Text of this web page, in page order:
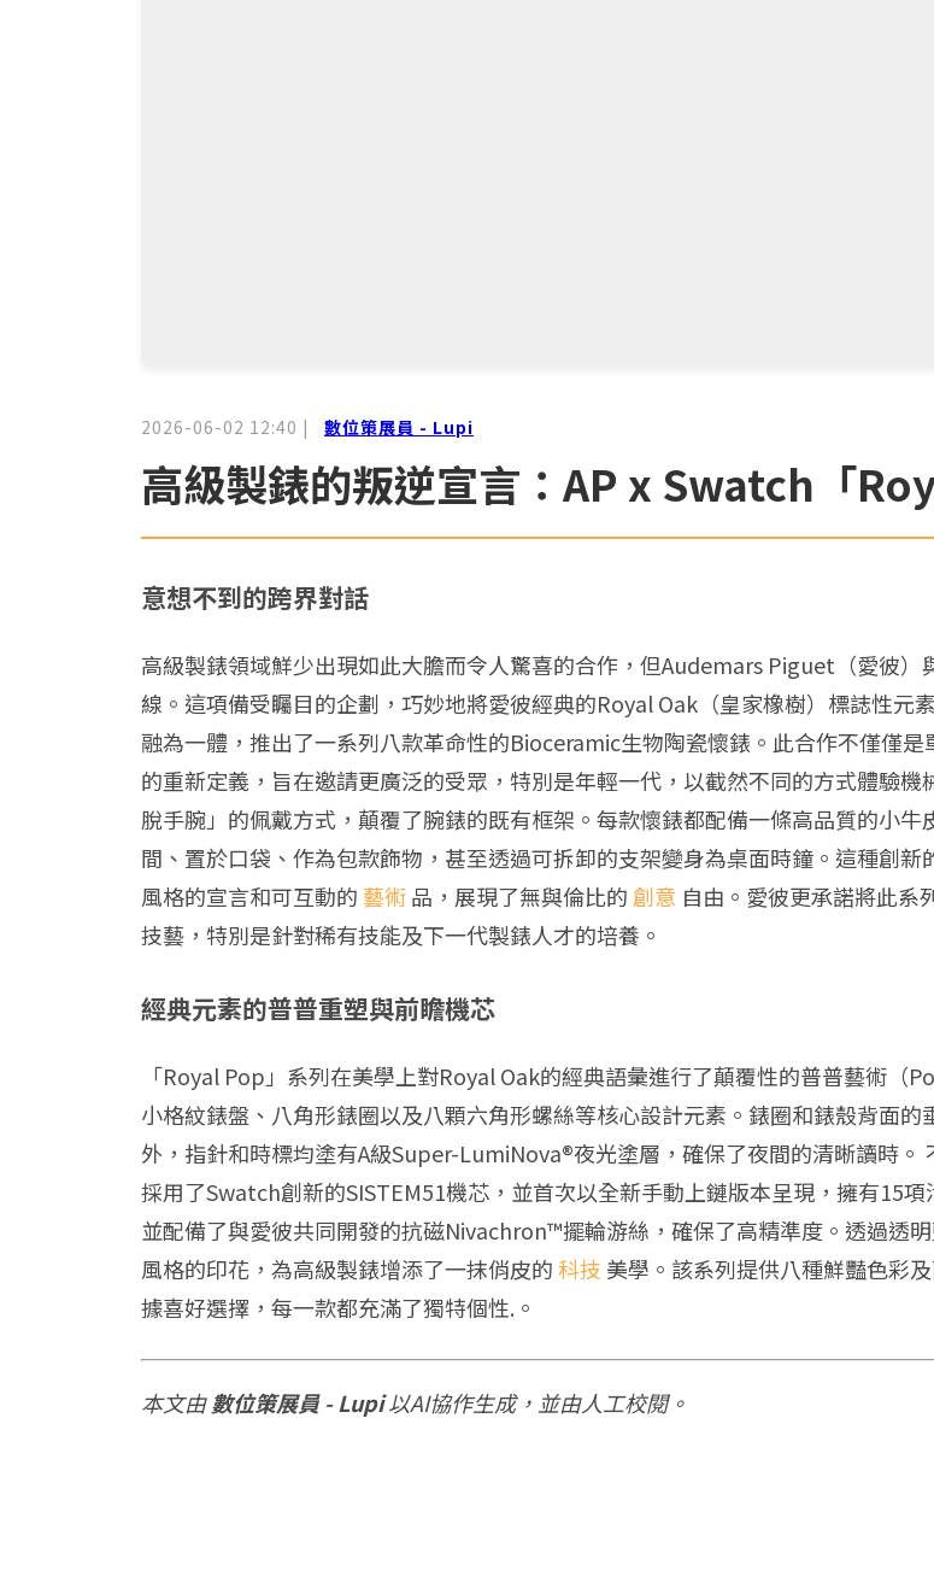
2026-06-02 12:40 | 數位策展員 - Lupi
高級製錶的叛逆宣言：AP x Swatch「
意想不到的跨界對話
高級製錶領域鮮少出現如此大膽而令人驚喜的合作，但Audemars Piguet（愛彼
線。這項備受矚目的企劃，巧妙地將愛彼經典的Royal Oak（皇家橡樹）標誌性
融為一體，推出了一系列八款革命性的Bioceramic生物陶瓷懷錶。此合作不僅僅
的重新定義，旨在邀請更廣泛的受眾，特別是年輕一代，以截然不同的方式體驗
脫手腕」的佩戴方式，顛覆了腕錶的既有框架。每款懷錶都配備一條高品質的小
間、置於口袋、作為包款飾物，甚至透過可拆卸的支架變身為桌面時鐘。這種創
風格的宣言和可互動的 藝術品，展現了無與倫比的創意 自由。愛彼更承諾將此系
技藝，特別是針對稀有技能及下一代製錶人才的培養。
經典元素的普普重塑與前瞻機芯
「Royal Pop」系列在美學上對Royal Oak的經典語彙進行了顛覆性的普普藝術（
小格紋錶盤、八角形錶圈以及八顆六角形螺絲等核心設計元素。錶圈和錶殼背面
外，指針和時標均塗有A級Super-LumiNova®夜光塗層，確保了夜間的清晰讀時
採用了Swatch創新的SISTEM51機芯，並首次以全新手動上鏈版本呈現，擁有15
並配備了與愛彼共同開發的抗磁Nivachron™擺輪游絲，確保了高精準度。透過透
風格的印花，為高級製錶增添了一抹俏皮的科技 美學。該系列提供八種鮮豔色彩
據喜好選擇，每一款都充滿了獨特個性.。
本文由數位策展員 - Lupi以AI協作生成，並由人工校閱。